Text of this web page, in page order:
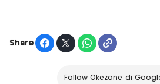
Share
Follow Okezone di